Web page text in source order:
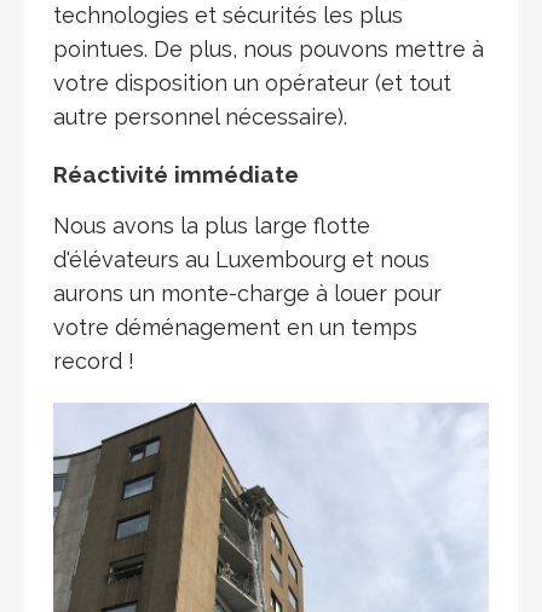
technologies et sécurités les plus
pointues. De plus, nous pouvons mettre à
votre disposition un opérateur (et tout
autre personnel nécessaire).
Réactivité immédiate
Nous avons la plus large flotte
d'élévateurs au Luxembourg et nous
aurons un monte-charge à louer pour
votre déménagement en un temps
record !